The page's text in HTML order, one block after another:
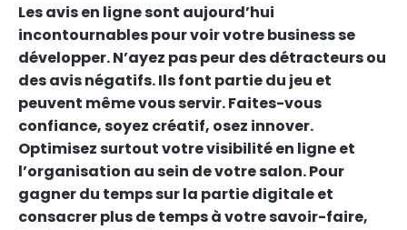
Les avis en ligne sont aujourd’hui
incontournables pour voir votre business se
développer. N’ayez pas peur des détracteurs ou
des avis négatifs. Ils font partie du jeu et
peuvent même vous servir. Faites-vous
confiance, soyez créatif, osez innover.
Optimisez surtout votre visibilité en ligne et
l’organisation au sein de votre salon. Pour
gagner du temps sur la partie digitale et
consacrer plus de temps à votre savoir-faire,